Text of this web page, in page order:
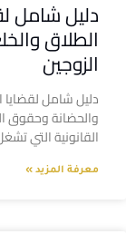
دليل شامل
الطلاق
الزوجين
دليل شامل
والحضانة وحقوق
القانونية التي
معرفة المزيد »